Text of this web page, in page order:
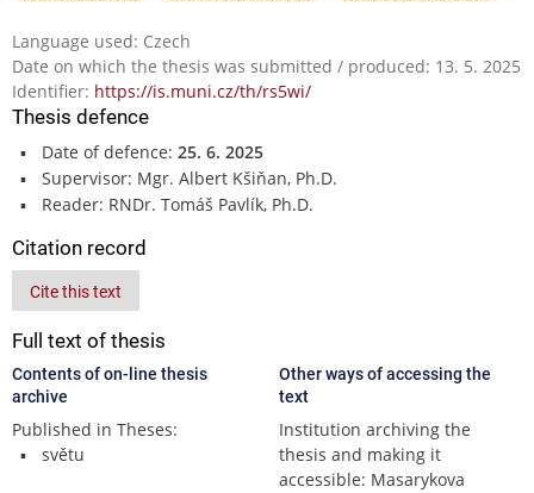
Language used: Czech
Date on which the thesis was submitted / produced: 13. 5. 2025
Identifier: https://is.muni.cz/th/rs5wi/
Thesis defence
Date of defence: 25. 6. 2025
Supervisor: Mgr. Albert Kšiňan, Ph.D.
Reader: RNDr. Tomáš Pavlík, Ph.D.
Citation record
Cite this text
Full text of thesis
Contents of on-line thesis
archive
Published in Theses:
světu
Other ways of accessing the
text
Institution archiving the
thesis and making it
accessible: Masarykova